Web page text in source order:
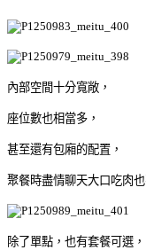
內部空間十分寬敞，
座位數也相當多，
甚至還有包廂的配置，
聚餐時盡情聊天大口吃肉
除了單點，也有套餐可選，